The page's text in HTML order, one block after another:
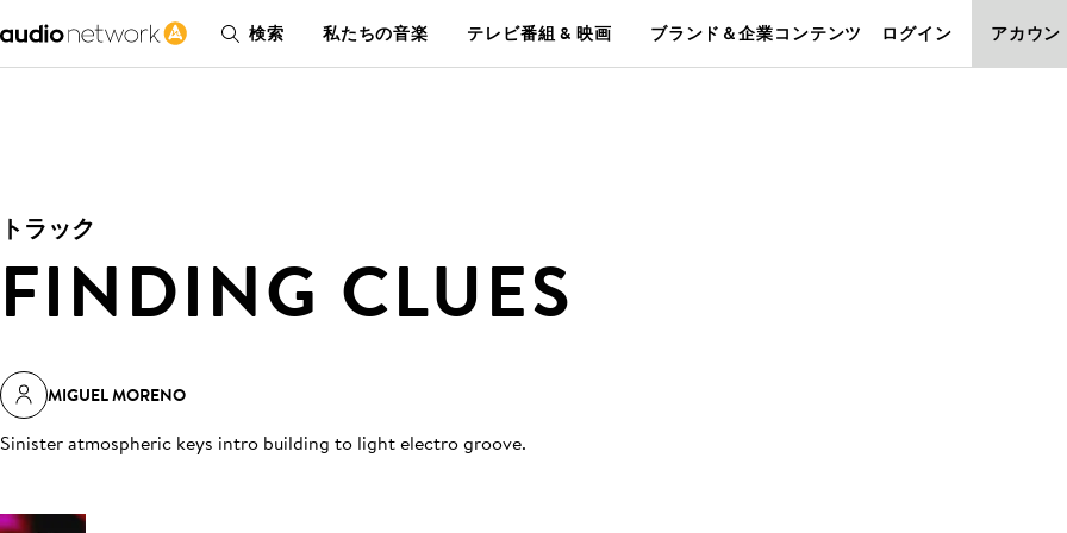
検索 私たちの音楽 テレビ番組 & 映画 ブランド＆企業コンテンツ ログイン アカウン
トラック
FINDING CLUES
MIGUEL MORENO
Sinister atmospheric keys intro building to light electro groove.